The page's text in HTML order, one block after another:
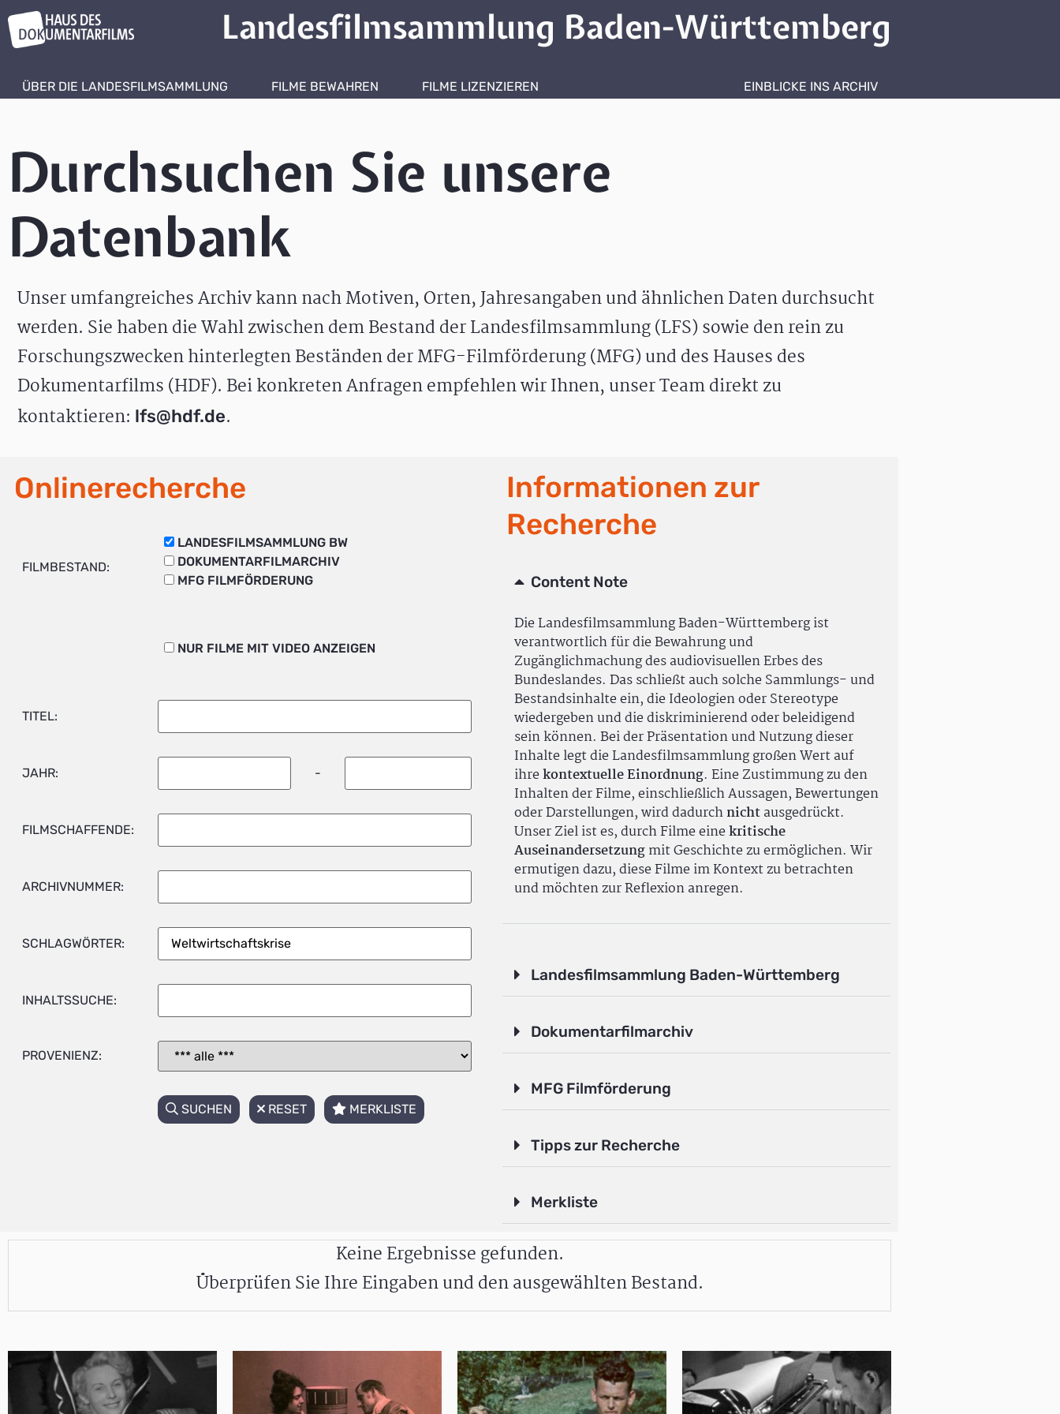
Landesfilmsammlung Baden-Württemberg
ÜBER DIE LANDESFILMSAMMLUNG FILME BEWAHREN FILME LIZENZIEREN EINBLICKE INS ARCHIV
Durchsuchen Sie unsere
Datenbank
Unser umfangreiches Archiv kann nach Motiven, Orten, Jahresangaben und ähnlichen Daten durchsucht
werden. Sie haben die Wahl zwischen dem Bestand der Landesfilmsammlung (LFS) sowie den rein zu
Forschungszwecken hinterlegten Beständen der MFG-Filmförderung (MFG) und des Hauses des
Dokumentarfilms (HDF). Bei konkreten Anfragen empfehlen wir Ihnen, unser Team direkt zu
kontaktieren: lfs@hdf.de.
Onlinerecherche
FILMBESTAND:
LANDESFILMSAMMLUNG BW
DOKUMENTARFILMARCHIV
MFG FILMFÖRDERUNG
NUR FILME MIT VIDEO ANZEIGEN
TITEL:
JAHR: -
FILMSCHAFFENDE:
ARCHIVNUMMER:
SCHLAGWÖRTER:
INHALTSSUCHE:
PROVENIENZ:
SUCHEN RESET MERKLISTE
Informationen zur
Recherche
Content Note
Die Landesfilmsammlung Baden-Württemberg ist
verantwortlich für die Bewahrung und
Zugänglichmachung des audiovisuellen Erbes des
Bundeslandes. Das schließt auch solche Sammlungs- und
Bestandsinhalte ein, die Ideologien oder Stereotype
wiedergeben und die diskriminierend oder beleidigend
sein können. Bei der Präsentation und Nutzung dieser
Inhalte legt die Landesfilmsammlung großen Wert auf
ihrekontextuelle Einordnung. Eine Zustimmung zu den
Inhalten der Filme, einschließlich Aussagen, Bewertungen
oder Darstellungen, wird dadurchnichtausgedrückt.
Unser Ziel ist es, durch Filme einekritische
Auseinandersetzungmit Geschichte zu ermöglichen. Wir
ermutigen dazu, diese Filme im Kontext zu betrachten
und möchten zur Reflexion anregen.
Landesfilmsammlung Baden-Württemberg
Dokumentarfilmarchiv
MFG Filmförderung
Tipps zur Recherche
Merkliste
Keine Ergebnisse gefunden.
Überprüfen Sie Ihre Eingaben und den ausgewählten Bestand.